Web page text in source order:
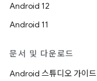
Android 12
Android 11
문서 및 다운로드
Android 스튜디오 가이드